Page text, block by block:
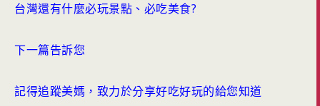
台灣還有什麼必玩景點、必吃美食?
下一篇告訴您
記得追蹤美媽，致力於分享好吃好玩的給您知道